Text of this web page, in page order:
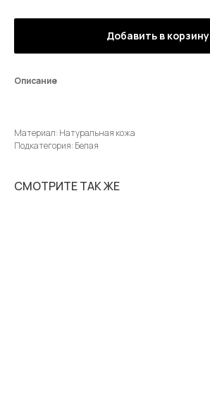
Добавить в корзину
Описание
Материал: Натуральная кожа
Подкатегория: Белая
СМОТРИТЕ ТАК ЖЕ